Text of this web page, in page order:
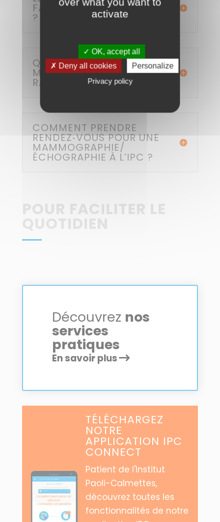
FAIT‑IL FORCÉMENT MAL
?
QUELS SIGNES DOIVENT
M’AMENER À CONSULTER
RAPIDEMENT ?
COMMENT PRENDRE
RENDEZ‑VOUS POUR UNE
MAMMOGRAPHIE/
ÉCHOGRAPHIE À L’IPC ?
POUR FACILITER LE
Découvrez nos
services
pratiques
En savoir plus
TÉLÉCHARGEZ
NOTRE
APPLICATION IPC
CONNECT
Patient de l'Institut
Paoli-Calmettes,
découvrez toutes les
fonctionnalités de notre
activate
✓ OK, accept all
✗ Deny all cookies
Personalize
Privacy policy